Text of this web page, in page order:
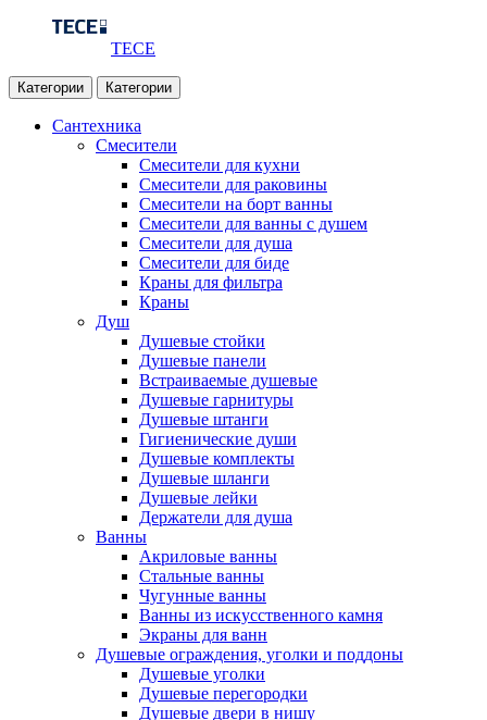
TECE
Категории Категории
Сантехника
Смесители
Смесители для кухни
Смесители для раковины
Смесители на борт ванны
Смесители для ванны с душем
Смесители для душа
Смесители для биде
Краны для фильтра
Краны
Душ
Душевые стойки
Душевые панели
Встраиваемые душевые
Душевые гарнитуры
Душевые штанги
Гигиенические души
Душевые комплекты
Душевые шланги
Душевые лейки
Держатели для душа
Ванны
Акриловые ванны
Стальные ванны
Чугунные ванны
Ванны из искусственного камня
Экраны для ванн
Душевые ограждения, уголки и поддоны
Душевые уголки
Душевые перегородки
Душевые двери в нишу